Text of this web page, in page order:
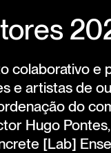
colaborativo e
e artistas de
do
Hugo
[Lab]